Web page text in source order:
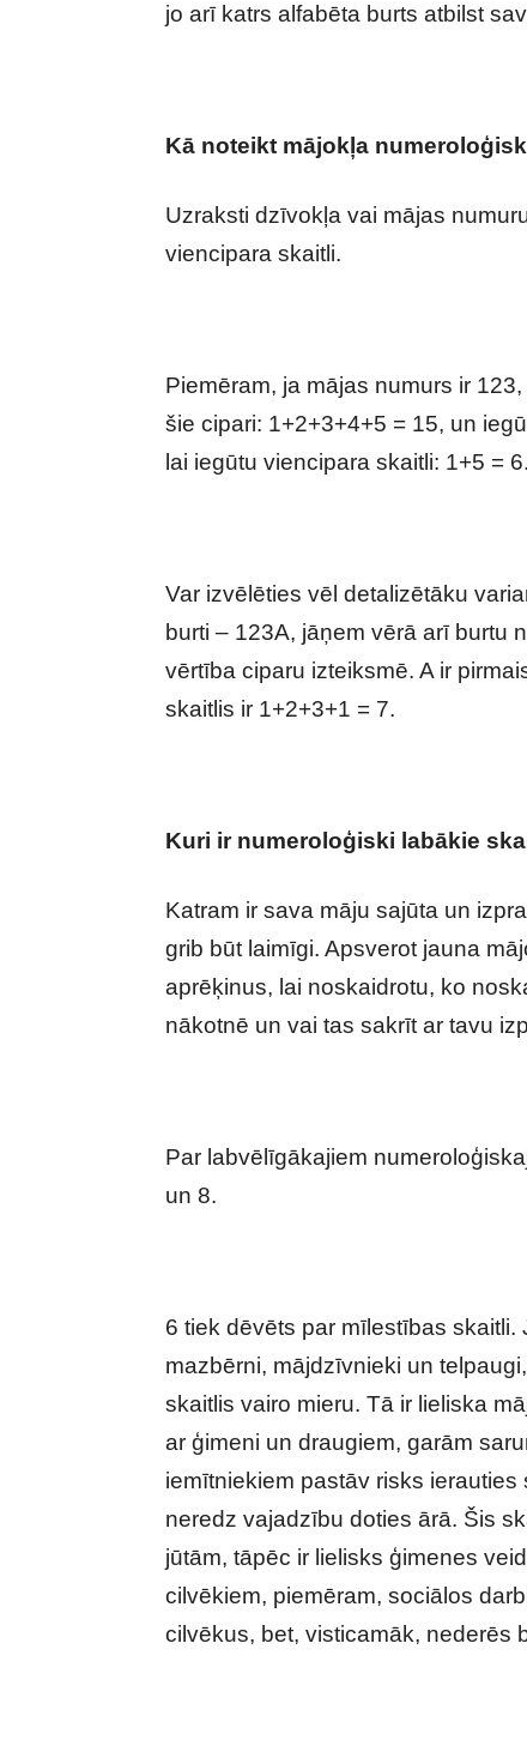
jo arī katrs alfabēta burts atbilst
Kā noteikt mājokļa
Uzraksti dzīvokļa vai mājas
viencipara skaitli.
Piemēram, ja mājas numurs ir
šie cipari: 1+2+3+4+5 = 15, un
lai iegūtu viencipara skaitli: 1+5 =
Var izvēlēties vēl detalizētāku
burti – 123A, jāņem vērā arī burtu
vērtība ciparu izteiksmē. A ir
skaitlis ir 1+2+3+1 = 7.
Kuri ir numeroloģiski labākie
Katram ir sava māju sajūta un
grib būt laimīgi. Apsverot jauna
aprēķinus, lai noskaidrotu, ko
nākotnē un vai tas sakrīt ar tavu
Par labvēlīgākajiem
un 8.
6 tiek dēvēts par mīlestības
mazbērni, mājdzīvnieki un
skaitlis vairo mieru. Tā ir lieliska
ar ģimeni un draugiem, garām
iemītniekiem pastāv risks
neredz vajadzību doties ārā. Šis
jūtām, tāpēc ir lielisks ģimenes
cilvēkiem, piemēram, sociālos
cilvēkus, bet, visticamāk, nederēs